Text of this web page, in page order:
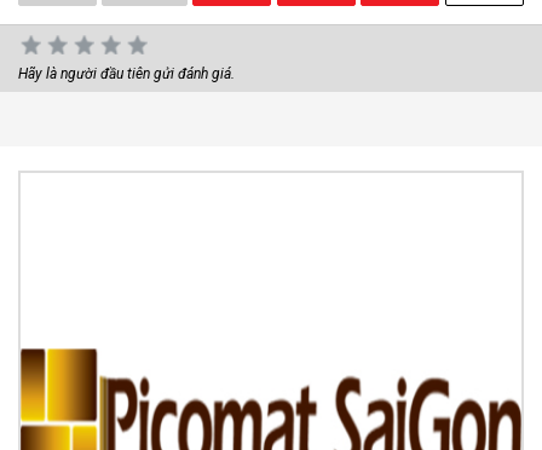
Hãy là người đầu tiên gửi đánh giá.